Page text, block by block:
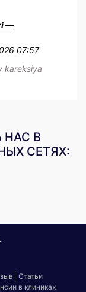
—
07:57
kareksiya
НАС В
СЕТЯХ:
Статьи
в клиниках